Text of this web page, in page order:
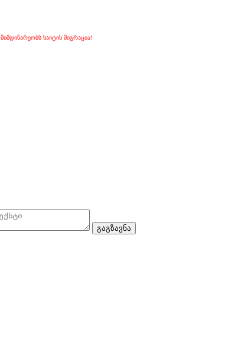
მიმდინარეობს საიტის მიგრაცია!